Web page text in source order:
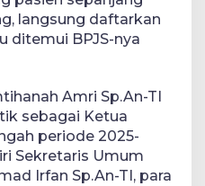
langsung daftarkan
ditemui BPJS-nya
Amri Sp.An-TI
sebagai Ketua
periode 2025-
Sekretaris Umum
Irfan Sp.An-TI, para